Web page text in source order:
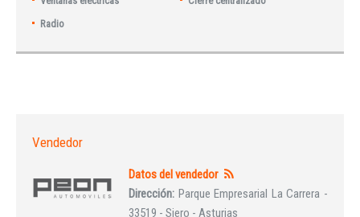
Radio
Vendedor
Datos del vendedor
Dirección: Parque Empresarial La Carrera -
33519 - Siero - Asturias